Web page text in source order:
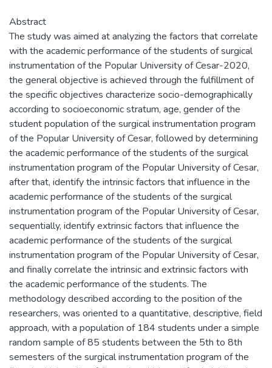
Abstract
The study was aimed at analyzing the factors that correlate
with the academic performance of the students of surgical
instrumentation of the Popular University of Cesar-2020,
the general objective is achieved through the fulfillment of
the specific objectives characterize socio-demographically
according to socioeconomic stratum, age, gender of the
student population of the surgical instrumentation program
of the Popular University of Cesar, followed by determining
the academic performance of the students of the surgical
instrumentation program of the Popular University of Cesar,
after that, identify the intrinsic factors that influence in the
academic performance of the students of the surgical
instrumentation program of the Popular University of Cesar,
sequentially, identify extrinsic factors that influence the
academic performance of the students of the surgical
instrumentation program of the Popular University of Cesar,
and finally correlate the intrinsic and extrinsic factors with
the academic performance of the students. The
methodology described according to the position of the
researchers, was oriented to a quantitative, descriptive, field
approach, with a population of 184 students under a simple
random sample of 85 students between the 5th to 8th
semesters of the surgical instrumentation program of the